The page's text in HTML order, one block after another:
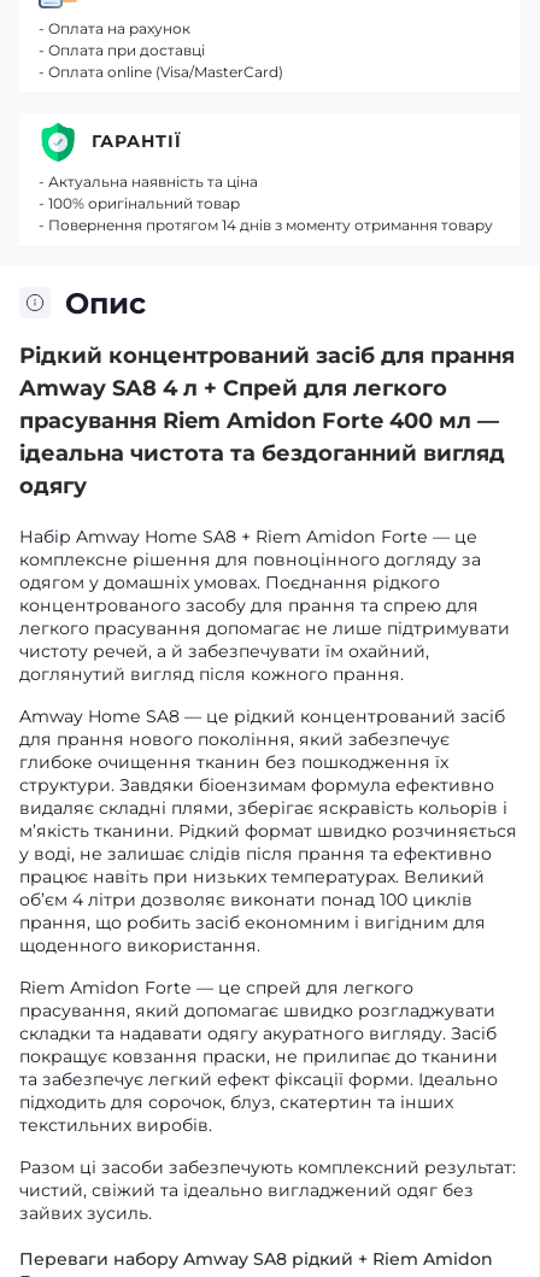
Опис
Рідкий концентрований засіб для прання
Amway SA8 4 л + Спрей для легкого
прасування Riem Amidon Forte 400 мл —
ідеальна чистота та бездоганний вигляд
одягу
Набір Amway Home SA8 + Riem Amidon Forte — це
комплексне рішення для повноцінного догляду за
одягом у домашніх умовах. Поєднання рідкого
концентрованого засобу для прання та спрею для
легкого прасування допомагає не лише підтримувати
чистоту речей, а й забезпечувати їм охайний,
доглянутий вигляд після кожного прання.
Amway Home SA8 — це рідкий концентрований засіб
для прання нового покоління, який забезпечує
глибоке очищення тканин без пошкодження їх
структури. Завдяки біоензимам формула ефективно
видаляє складні плями, зберігає яскравість кольорів і
м’якість тканини. Рідкий формат швидко розчиняється
у воді, не залишає слідів після прання та ефективно
працює навіть при низьких температурах. Великий
об’єм 4 літри дозволяє виконати понад 100 циклів
прання, що робить засіб економним і вигідним для
щоденного використання.
Riem Amidon Forte — це спрей для легкого
прасування, який допомагає швидко розгладжувати
складки та надавати одягу акуратного вигляду. Засіб
покращує ковзання праски, не прилипає до тканини
та забезпечує легкий ефект фіксації форми. Ідеально
підходить для сорочок, блуз, скатертин та інших
текстильних виробів.
Разом ці засоби забезпечують комплексний результат:
чистий, свіжий та ідеально вигладжений одяг без
зайвих зусиль.
Переваги набору Amway SA8 рідкий + Riem Amidon
- Оплата на рахунок
- Оплата при доставці
- Оплата online (Visa/MasterCard)
ГАРАНТІЇ
- Актуальна наявність та ціна
- 100% оригінальний товар
- Повернення протягом 14 днів з моменту отримання товару